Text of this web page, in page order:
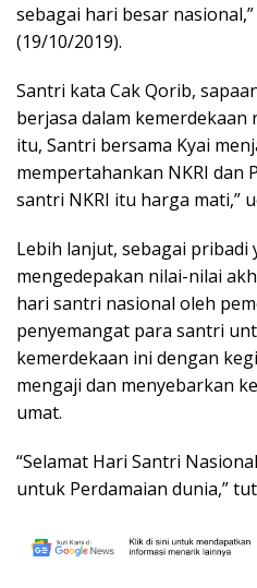
sebagai hari besar
(19/10/2019).
Santri kata Cak Qorib,
berjasa dalam kemerdekaan
itu, Santri bersama Kyai
mempertahankan NKRI dan
santri NKRI itu harga mati,”
Lebih lanjut, sebagai pribadi
mengedepakan nilai-nilai
hari santri nasional oleh
penyemangat para santri
kemerdekaan ini dengan
mengaji dan menyebarkan
umat.
“Selamat Hari Santri
untuk Perdamaian dunia,”